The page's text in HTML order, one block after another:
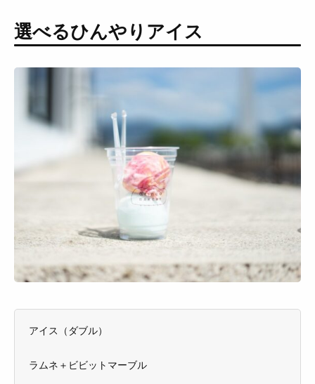
選べるひんやりアイス
アイス（ダブル）
ラムネ＋ビビットマーブル